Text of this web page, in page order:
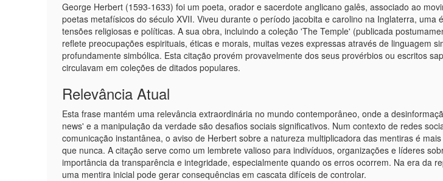
George Herbert (1593-1633) foi um poeta, orador e sacerdote anglicano galês, associado ao
poetas metafísicos do século XVII. Viveu durante o período jacobita e carolino na Inglaterra, uma
tensões religiosas e políticas. A sua obra, incluindo a coleção 'The Temple' (publicada
reflete preocupações espirituais, éticas e morais, muitas vezes expressas através de linguagem
profundamente simbólica. Esta citação provém provavelmente dos seus provérbios ou escritos
circulavam em coleções de ditados populares.
Relevância Atual
Esta frase mantém uma relevância extraordinária no mundo contemporâneo, onde a
news' e a manipulação da verdade são desafios sociais significativos. Num contexto de redes
comunicação instantânea, o aviso de Herbert sobre a natureza multiplicadora das mentiras é
que nunca. A citação serve como um lembrete valioso para indivíduos, organizações e líderes
importância da transparência e integridade, especialmente quando os erros ocorrem. Na era da
uma mentira inicial pode gerar consequências em cascata difíceis de controlar.